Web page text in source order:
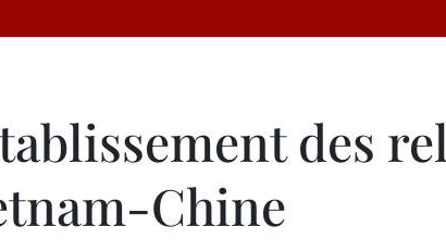
des
Chine